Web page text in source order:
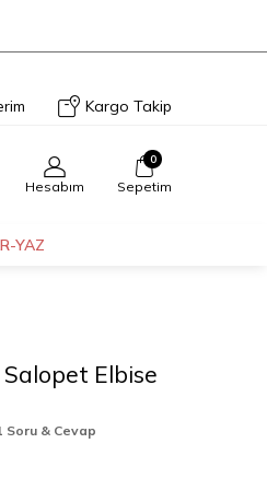
Kargo Takip
Hesabım
0
Sepetim
YAZ
Elbise
Soru & Cevap